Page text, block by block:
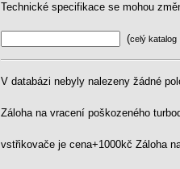
Technické specifikace se mohou
(celý katalog
V databázi nebyly nalezeny žádné
Záloha na vracení poškozeného
vstřikovače je cena+1000kč Záloha